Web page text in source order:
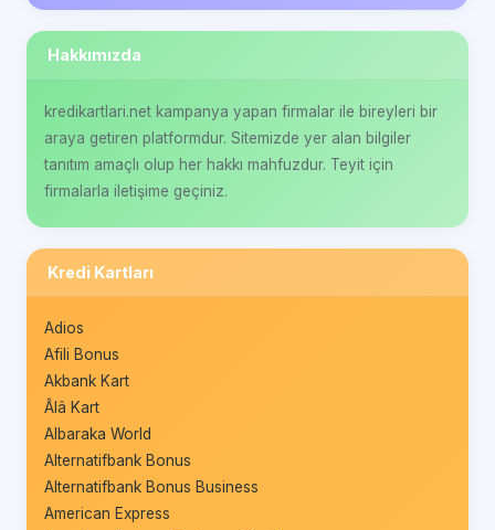
Hakkımızda
kredikartlari.net kampanya yapan firmalar ile bireyleri bir
araya getiren platformdur. Sitemizde yer alan bilgiler
tanıtım amaçlı olup her hakkı mahfuzdur. Teyit için
firmalarla iletişime geçiniz.
Kredi Kartları
Adios
Afili Bonus
Akbank Kart
Âlâ Kart
Albaraka World
Alternatifbank Bonus
Alternatifbank Bonus Business
American Express